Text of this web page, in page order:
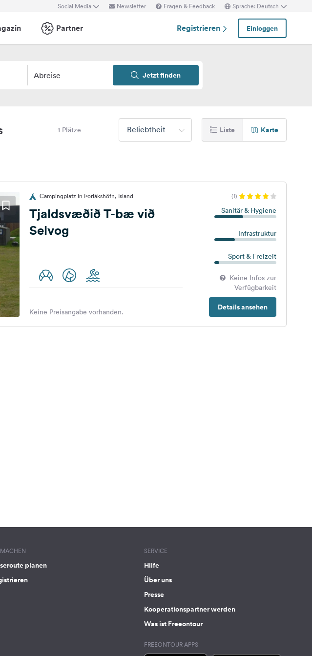
Social Media Newsletter Fragen & Feedback Sprache: Deutsch
Partner Registrieren Einloggen
Abreise Jetzt finden
1 Plätze Beliebtheit Liste Karte
Campingplatz in Þorlákshöfn, Island (1)
Tjaldsvæðið T-bæ við
Selvog
Sanitär & Hygiene
Infrastruktur
Sport & Freizeit
Keine Infos zur
Verfügbarkeit
Details ansehen
Keine Preisangabe vorhanden.
planen
SERVICE
Hilfe
Über uns
Presse
Kooperationspartner werden
Was ist Freeontour
FREEONTOUR APPS